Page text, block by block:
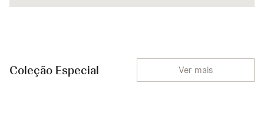
Coleção Especial Ver mais